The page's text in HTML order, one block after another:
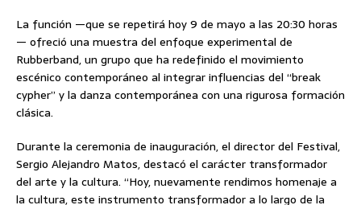
La función —que se repetirá hoy 9 de mayo a las 20:30 horas
— ofreció una muestra del enfoque experimental de
Rubberband, un grupo que ha redefinido el movimiento
escénico contemporáneo al integrar influencias del “break
cypher” y la danza contemporánea con una rigurosa formación
clásica.
Durante la ceremonia de inauguración, el director del Festival,
Sergio Alejandro Matos, destacó el carácter transformador
del arte y la cultura. “Hoy, nuevamente rendimos homenaje a
la cultura, este instrumento transformador a lo largo de la